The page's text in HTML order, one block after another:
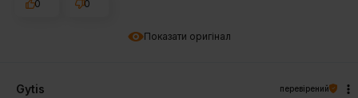
Показати оригінал
0 0
Gytis перевірений